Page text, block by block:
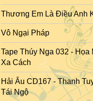
Thương Em Là Điều Anh
Vô Ngại Pháp
Tape Thúy Nga 032 - Họa
Xa Cách
Hải Âu CD167 - Thanh
Tái Ngộ